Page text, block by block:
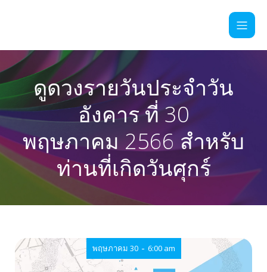
ดูดวงรายวันประจำวัน
อังคาร ที่ 30
พฤษภาคม 2566 สำหรับ
ท่านที่เกิดวันศุกร์
พฤษภาคม 30 - 6:00 am